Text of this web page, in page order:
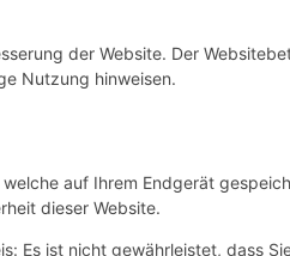
der Website. Der
Nutzung hinweisen.
auf Ihrem Endgerät
dieser Website.
Es ist nicht gewährleistet, dass